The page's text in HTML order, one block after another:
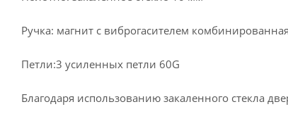
Ручка: магнит с виброгасителем
Петли:3 усиленных петли 60G
Благодаря использованию закаленного стекла